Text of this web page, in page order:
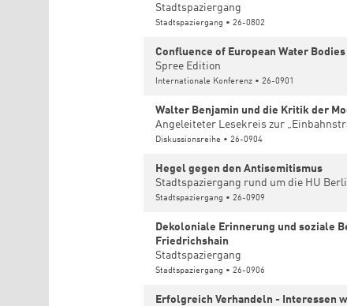
Stadtspaziergang
Stadtspaziergang • 26-0802
Confluence of European Water Bodies
Spree Edition
Internationale Konferenz • 26-0901
Walter Benjamin und die Kritik der
Angeleiteter Lesekreis zur
Diskussionsreihe • 26-0904
Hegel gegen den Antisemitismus
Stadtspaziergang rund um die HU
Stadtspaziergang • 26-0909
Dekoloniale Erinnerung und soziale
Friedrichshain
Stadtspaziergang
Stadtspaziergang • 26-0906
Erfolgreich Verhandeln - Interessen